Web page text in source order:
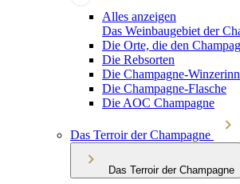
Alles anzeigen
Das Weinbaugebiet der
Die Orte, die den
Die Rebsorten
Die Champagne-
Die Champagne-Flasche
Die AOC Champagne
Das Terroir der Champagne
Das Terroir der Champagne